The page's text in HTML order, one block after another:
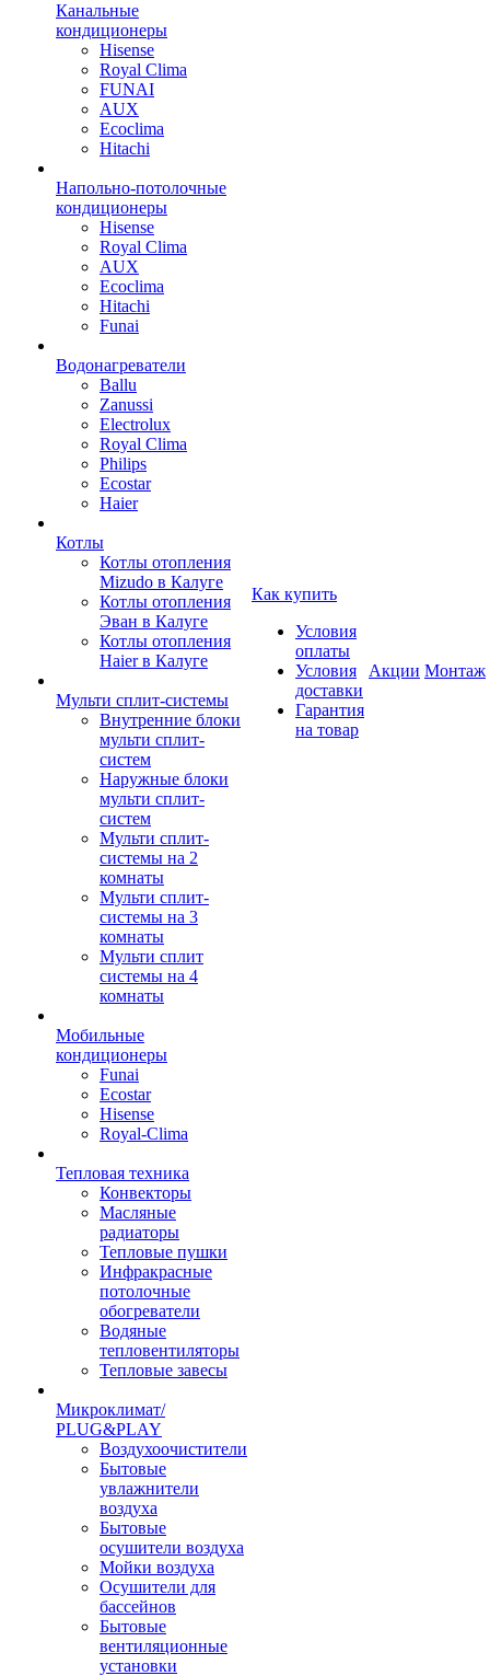
Канальные
кондиционеры
Hisense
Royal Clima
FUNAI
AUX
Ecoclima
Hitachi
Напольно-потолочные
кондиционеры
Hisense
Royal Clima
AUX
Ecoclima
Hitachi
Funai
Водонагреватели
Ballu
Zanussi
Electrolux
Royal Clima
Philips
Ecostar
Haier
Котлы
Котлы отопления
Mizudo в Калуге
Котлы отопления
Эван в Калуге
Котлы отопления
Haier в Калуге
Мульти сплит-системы
Внутренние блоки
мульти сплит-
систем
Наружные блоки
мульти сплит-
систем
Мульти сплит-
системы на 2
комнаты
Мульти сплит-
системы на 3
комнаты
Мульти сплит
системы на 4
комнаты
Мобильные
кондиционеры
Funai
Ecostar
Hisense
Royal-Clima
Тепловая техника
Конвекторы
Масляные
радиаторы
Тепловые пушки
Инфракрасные
потолочные
обогреватели
Водяные
тепловентиляторы
Тепловые завесы
Микроклимат/
PLUG&PLAY
Воздухоочистители
Бытовые
увлажнители
воздуха
Бытовые
осушители воздуха
Мойки воздуха
Осушители для
бассейнов
Бытовые
вентиляционные
установки
Как купить
Условия
оплаты
Условия
доставки
Гарантия
на товар
Акции Монтаж